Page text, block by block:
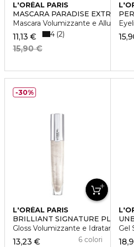
L'ORÉAL PARIS
MASCARA PARADISE EXTRA
Mascara Volumizzante e
11,13 €
15,90 €
4 2
L'ORÉAL PARIS
BRILLIANT SIGNATURE PLUMP
Gloss Volumizzante e Idratante
13,23 €
6 colori
30%
Gel